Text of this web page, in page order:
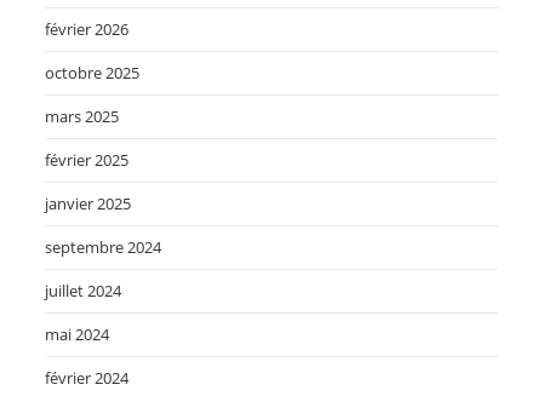
février 2026
octobre 2025
mars 2025
février 2025
janvier 2025
septembre 2024
juillet 2024
mai 2024
février 2024